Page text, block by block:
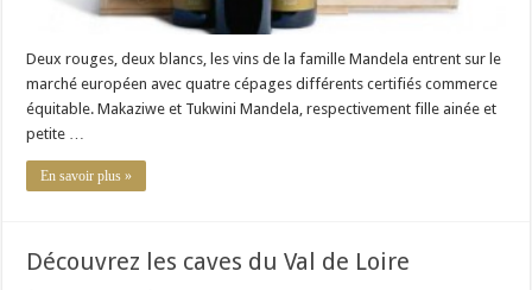
Deux rouges, deux blancs, les vins de la famille Mandela entrent sur le
marché européen avec quatre cépages différents certifiés commerce
équitable. Makaziwe et Tukwini Mandela, respectivement fille ainée et
petite …
En savoir plus »
Découvrez les caves du Val de Loire